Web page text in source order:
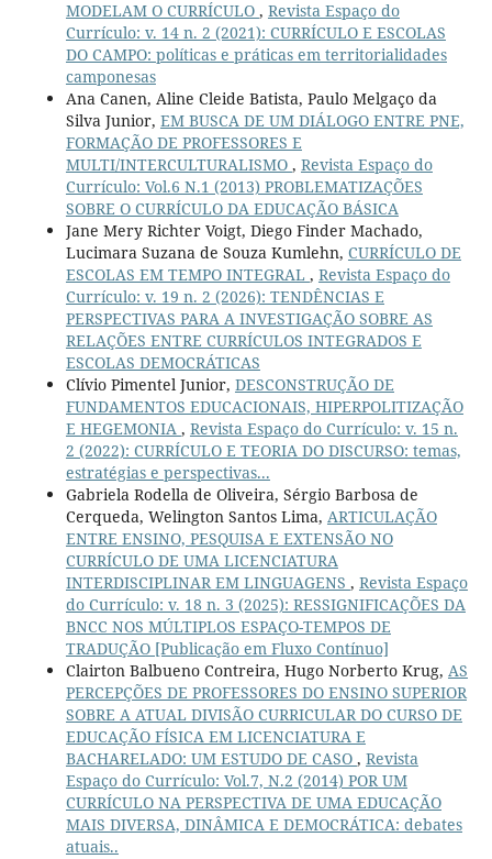
MODELAM O CURRÍCULO , Revista Espaço do
Currículo: v. 14 n. 2 (2021): CURRÍCULO E ESCOLAS
DO CAMPO: políticas e práticas em territorialidades
camponesas
Ana Canen, Aline Cleide Batista, Paulo Melgaço da
Silva Junior, EM BUSCA DE UM DIÁLOGO ENTRE PNE,
FORMAÇÃO DE PROFESSORES E
MULTI/INTERCULTURALISMO , Revista Espaço do
Currículo: Vol.6 N.1 (2013) PROBLEMATIZAÇÕES
SOBRE O CURRÍCULO DA EDUCAÇÃO BÁSICA
Jane Mery Richter Voigt, Diego Finder Machado,
Lucimara Suzana de Souza Kumlehn, CURRÍCULO DE
ESCOLAS EM TEMPO INTEGRAL , Revista Espaço do
Currículo: v. 19 n. 2 (2026): TENDÊNCIAS E
PERSPECTIVAS PARA A INVESTIGAÇÃO SOBRE AS
RELAÇÕES ENTRE CURRÍCULOS INTEGRADOS E
ESCOLAS DEMOCRÁTICAS
Clívio Pimentel Junior, DESCONSTRUÇÃO DE
FUNDAMENTOS EDUCACIONAIS, HIPERPOLITIZAÇÃO
E HEGEMONIA , Revista Espaço do Currículo: v. 15 n.
2 (2022): CURRÍCULO E TEORIA DO DISCURSO: temas,
estratégias e perspectivas...
Gabriela Rodella de Oliveira, Sérgio Barbosa de
Cerqueda, Welington Santos Lima, ARTICULAÇÃO
ENTRE ENSINO, PESQUISA E EXTENSÃO NO
CURRÍCULO DE UMA LICENCIATURA
INTERDISCIPLINAR EM LINGUAGENS , Revista Espaço
do Currículo: v. 18 n. 3 (2025): RESSIGNIFICAÇÕES DA
BNCC NOS MÚLTIPLOS ESPAÇO-TEMPOS DE
TRADUÇÃO [Publicação em Fluxo Contínuo]
Clairton Balbueno Contreira, Hugo Norberto Krug, AS
PERCEPÇÕES DE PROFESSORES DO ENSINO SUPERIOR
SOBRE A ATUAL DIVISÃO CURRICULAR DO CURSO DE
EDUCAÇÃO FÍSICA EM LICENCIATURA E
BACHARELADO: UM ESTUDO DE CASO , Revista
Espaço do Currículo: Vol.7, N.2 (2014) POR UM
CURRÍCULO NA PERSPECTIVA DE UMA EDUCAÇÃO
MAIS DIVERSA, DINÂMICA E DEMOCRÁTICA: debates
atuais..